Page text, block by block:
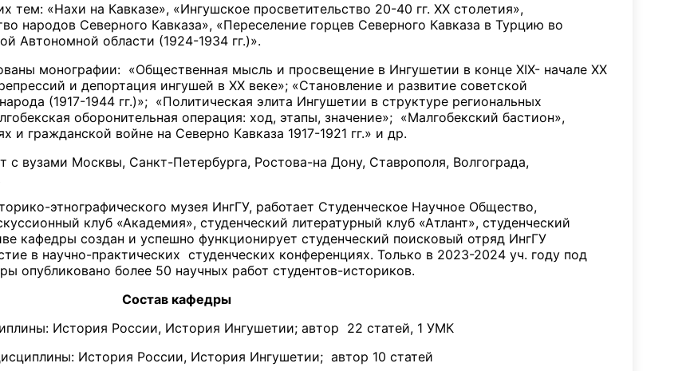
«Нахи на Кавказе», «Ингушское просветительство 20-40 гг. XX столетия»,
народов Северного Кавказа», «Переселение горцев Северного Кавказа в Турцию во
Автономной области (1924-1934 гг.)».
монографии: «Общественная мысль и просвещение в Ингушетии в конце XIX- начале XX
и депортация ингушей в ХХ веке»; «Становление и развитие советской
(1917-1944 гг.)»; «Политическая элита Ингушетии в структуре региональных
оборонительная операция: ход, этапы, значение»; «Малгобекский бастион»,
гражданской войне на Северно Кавказа 1917-1921 гг.» и др.
с вузами Москвы, Санкт-Петербурга, Ростова-на Дону, Ставрополя, Волгограда,
этнографического музея ИнгГУ, работает Студенческое Научное Общество,
клуб «Академия», студенческий литературный клуб «Атлант», студенческий
кафедры создан и успешно функционирует студенческий поисковый отряд ИнгГУ
в научно-практических студенческих конференциях. Только в 2023-2024 уч. году под
опубликовано более 50 научных работ студентов-историков.
Состав кафедры
История России, История Ингушетии; автор 22 статей, 1 УМК
История России, История Ингушетии; автор 10 статей